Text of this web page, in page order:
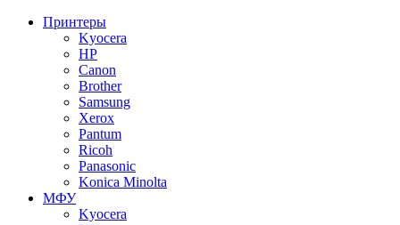
Принтеры
Kyocera
HP
Canon
Brother
Samsung
Xerox
Pantum
Ricoh
Panasonic
Konica Minolta
МФУ
Kyocera